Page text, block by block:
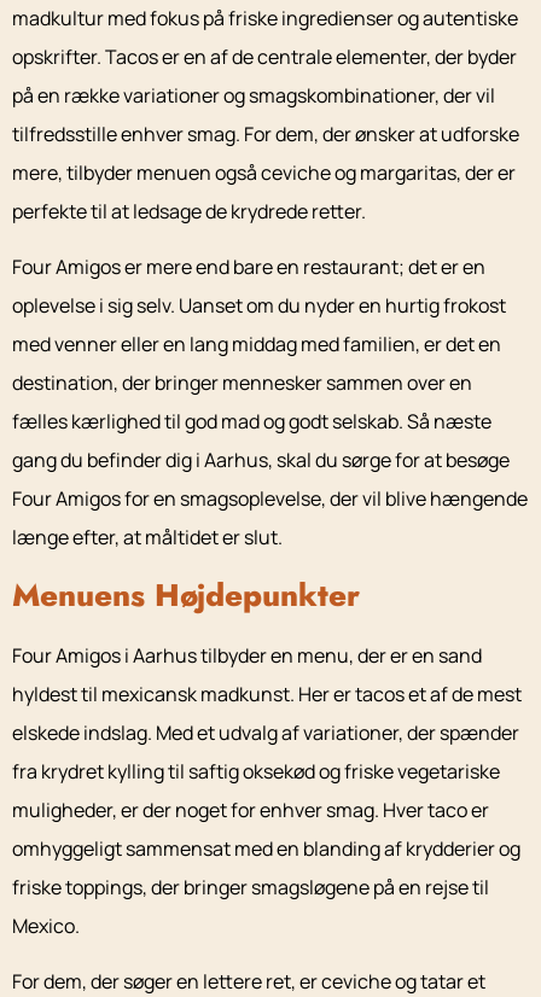
madkultur med fokus på friske ingredienser og autentiske
opskrifter. Tacos er en af de centrale elementer, der byder
på en række variationer og smagskombinationer, der vil
tilfredsstille enhver smag. For dem, der ønsker at udforske
mere, tilbyder menuen også ceviche og margaritas, der er
perfekte til at ledsage de krydrede retter.
Four Amigos er mere end bare en restaurant; det er en
oplevelse i sig selv. Uanset om du nyder en hurtig frokost
med venner eller en lang middag med familien, er det en
destination, der bringer mennesker sammen over en
fælles kærlighed til god mad og godt selskab. Så næste
gang du befinder dig i Aarhus, skal du sørge for at besøge
Four Amigos for en smagsoplevelse, der vil blive hængende
længe efter, at måltidet er slut.
Menuens Højdepunkter
Four Amigos i Aarhus tilbyder en menu, der er en sand
hyldest til mexicansk madkunst. Her er tacos et af de mest
elskede indslag. Med et udvalg af variationer, der spænder
fra krydret kylling til saftig oksekød og friske vegetariske
muligheder, er der noget for enhver smag. Hver taco er
omhyggeligt sammensat med en blanding af krydderier og
friske toppings, der bringer smagsløgene på en rejse til
Mexico.
For dem, der søger en lettere ret, er ceviche og tatar et